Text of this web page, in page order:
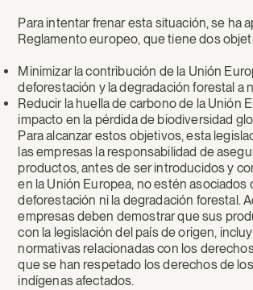
Para intentar frenar esta situación, se ha
Reglamento europeo, que tiene dos
Minimizar la contribución de la Unión
deforestación y la degradación forestal a
Reducir la huella de carbono de la Unión
impacto en la pérdida de biodiversidad
Para alcanzar estos objetivos, esta
las empresas la responsabilidad de
productos, antes de ser introducidos y
en la Unión Europea, no estén asociados
deforestación ni la degradación forestal.
empresas deben demostrar que sus
con la legislación del país de origen,
normativas relacionadas con los
que se han respetado los derechos de
indígenas afectados.